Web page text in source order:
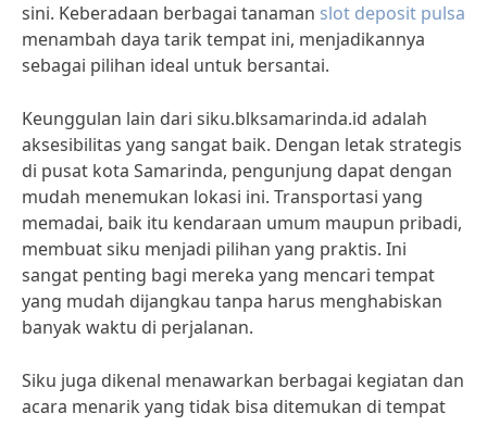
sini. Keberadaan berbagai tanaman slot deposit pulsa
menambah daya tarik tempat ini, menjadikannya
sebagai pilihan ideal untuk bersantai.
Keunggulan lain dari siku.blksamarinda.id adalah
aksesibilitas yang sangat baik. Dengan letak strategis
di pusat kota Samarinda, pengunjung dapat dengan
mudah menemukan lokasi ini. Transportasi yang
memadai, baik itu kendaraan umum maupun pribadi,
membuat siku menjadi pilihan yang praktis. Ini
sangat penting bagi mereka yang mencari tempat
yang mudah dijangkau tanpa harus menghabiskan
banyak waktu di perjalanan.
Siku juga dikenal menawarkan berbagai kegiatan dan
acara menarik yang tidak bisa ditemukan di tempat